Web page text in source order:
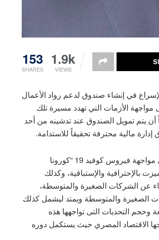
153
SHARES
1.9k
VIEWS
في إنشاء صندوق لدعم رواد الأعمال
الأزمات التي تهدد مسيرة تلك
يتم تمويل الصندوق عند تدشينه من أحد
مالية محترفة تحقيقاً للاستدامة.
وأشاد “حشيش”، بكافة الإجراءات والحزم الاقتصادية التي اتخذتها الدولة فى مواجهة فيروس كوفيد 19 “كورونا
بالإحترافية والإستباقية، وكذلك
عن الشركات الصغيرة والمتوسطة،
الصغيرة والمتوسطة ويمتد ليشمل كذلك
التحديات التى تواجهها هذه
الاقتصاد المصري حيث يستكمل دوره